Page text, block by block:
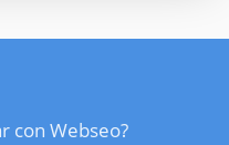
con Webseo?